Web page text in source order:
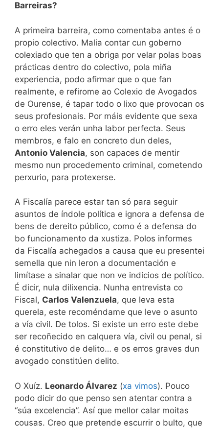
Barreiras?
A primeira barreira, como comentaba antes é o
propio colectivo. Malia contar cun goberno
colexiado que ten a obriga por velar polas boas
prácticas dentro do colectivo, pola miña
experiencia, podo afirmar que o que fan
realmente, e refirome ao Colexio de Avogados
de Ourense, é tapar todo o lixo que provocan os
seus profesionais. Por máis evidente que sexa
o erro eles verán unha labor perfecta. Seus
membros, e falo en concreto dun deles,
Antonio Valencia, son capaces de mentir
mesmo nun procedemento criminal, cometendo
perxurio, para protexerse.
A Fiscalía parece estar tan só para seguir
asuntos de índole política e ignora a defensa de
bens de dereito público, como é a defensa do
bo funcionamento da xustiza. Polos informes
da Fiscalía achegados a causa que eu presentei
semella que nin leron a documentación e
limítase a sinalar que non ve indicios de político.
É dicir, nula dilixencia. Nunha entrevista co
Fiscal, Carlos Valenzuela, que leva esta
querela, este recoméndame que leve o asunto
a vía civil. De tolos. Si existe un erro este debe
ser recoñecido en calquera vía, civil ou penal, si
é constitutivo de delito… e os erros graves dun
avogado constitúen delito.
O Xuíz. Leonardo Álvarez (xa vimos). Pouco
podo dicir do que penso sen atentar contra a
“súa excelencia”. Así que mellor calar moitas
cousas. Creo que pretende escurrir o bulto, que